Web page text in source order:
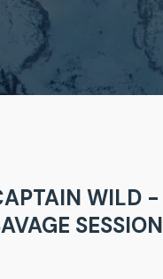
WILD -
SESSION